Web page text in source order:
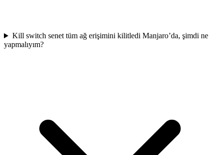
Kill switch senet tüm ağ erişimini kilitledi Manjaro’da, şimdi ne
yapmalıyım?